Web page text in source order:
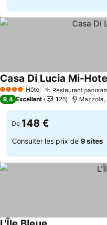
4 Étoiles Hôtel Restaurant
Casa Di Lucia Mi-
9,4 Excellent 126 Mazzola,
De 148 €
Consulter les prix de 9 sites